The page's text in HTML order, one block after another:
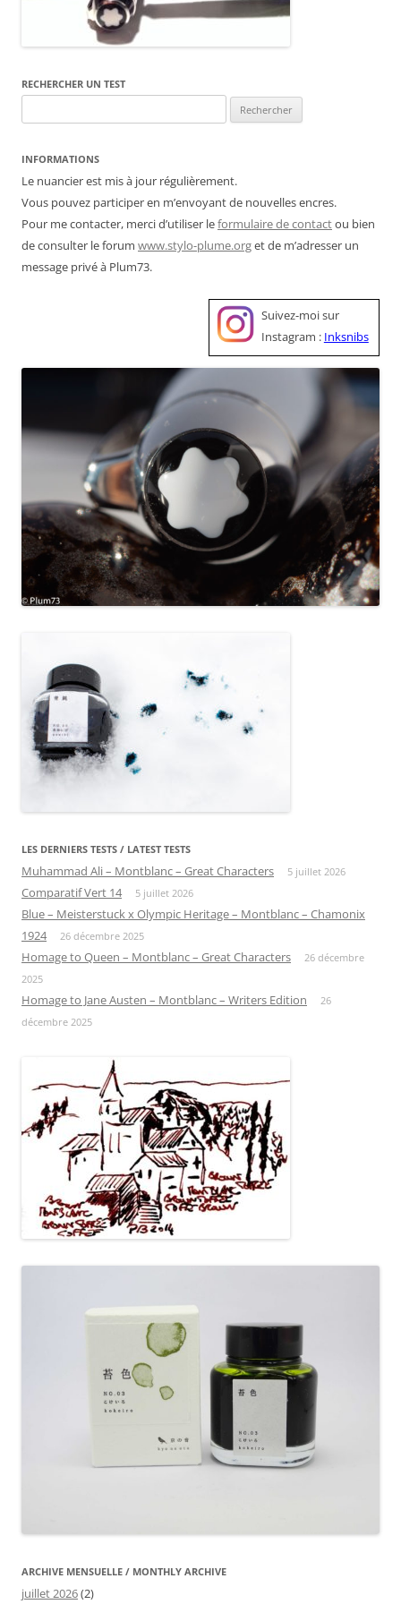
RECHERCHER UN TEST
INFORMATIONS
Le nuancier est mis à jour régulièrement.
Vous pouvez participer en m’envoyant de nouvelles encres.
Pour me contacter, merci d’utiliser leformulaire de contactou bien
de consulter le forum www.stylo-plume.orget de m’adresser un
message privé à Plum73.
Suivez-moi sur
Instagram : Inksnibs
LES DERNIERS TESTS / LATEST TESTS
Muhammad Ali – Montblanc – Great Characters 5 juillet 2026
Comparatif Vert 14 5 juillet 2026
Blue – Meisterstuck x Olympic Heritage – Montblanc – Chamonix
1924
26 décembre 2025
Homage to Queen – Montblanc – Great Characters
26 décembre
2025
Homage to Jane Austen – Montblanc – Writers Edition
26
décembre 2025
ARCHIVE MENSUELLE / MONTHLY ARCHIVE
juillet 2026(2)